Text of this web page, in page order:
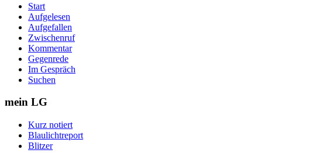
Start
Aufgelesen
Aufgefallen
Zwischenruf
Kommentar
Gegenrede
Im Gespräch
Suchen
mein LG
Kurz notiert
Blaulichtreport
Blitzer